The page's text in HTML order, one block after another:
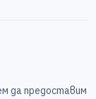
да предоставим